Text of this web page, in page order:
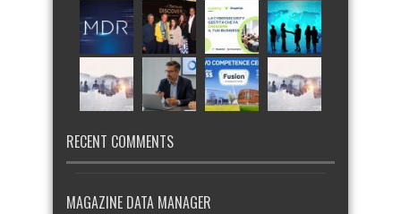
RECENT COMMENTS
MAGAZINE DATA MANAGER